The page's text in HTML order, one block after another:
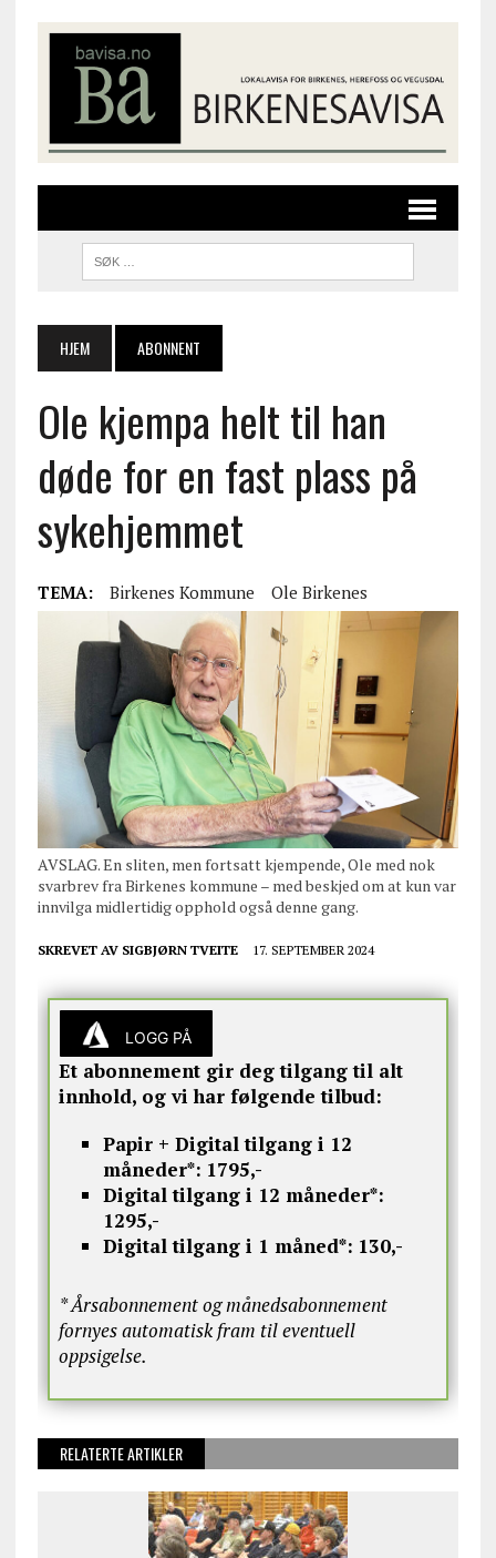
HJEM ABONNENT
Ole kjempa helt til han
døde for en fast plass på
sykehjemmet
TEMA: Birkenes Kommune Ole Birkenes
AVSLAG. En sliten, men fortsatt kjempende, Ole med nok
svarbrev fra Birkenes kommune – med beskjed om at kun var
innvilga midlertidig opphold også denne gang.
SKREVET AV SIGBJØRN TVEITE 17. SEPTEMBER 2024
LOGG PÅ
Et abonnement gir deg tilgang til alt
innhold, og vi har følgende tilbud:
Papir + Digital tilgang i 12
måneder*: 1795,-
Digital tilgang i 12 måneder*:
1295,-
Digital tilgang i 1 måned*: 130,-
* Årsabonnement og månedsabonnement
fornyes automatisk fram til eventuell
oppsigelse.
RELATERTE ARTIKLER